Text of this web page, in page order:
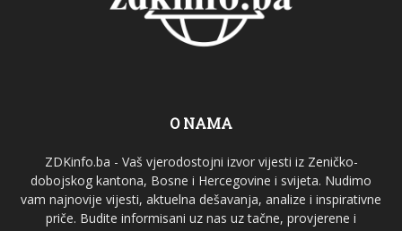
O NAMA
ZDKinfo.ba - Vaš vjerodostojni izvor vijesti iz Zeničko-
dobojskog kantona, Bosne i Hercegovine i svijeta. Nudimo
vam najnovije vijesti, aktuelna dešavanja, analize i inspirativne
priče. Budite informisani uz nas uz tačne, provjerene i